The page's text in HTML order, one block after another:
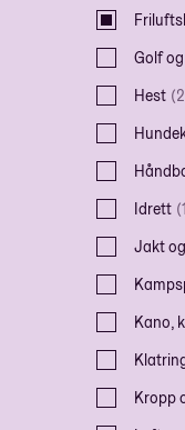
Golf
Hest (
Idrett (
Jakt
Kano,
Kropp